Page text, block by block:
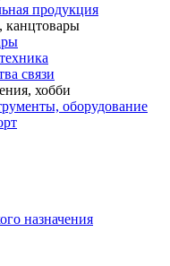
продукция
канцтовары
связи
хобби
оборудование
назначения